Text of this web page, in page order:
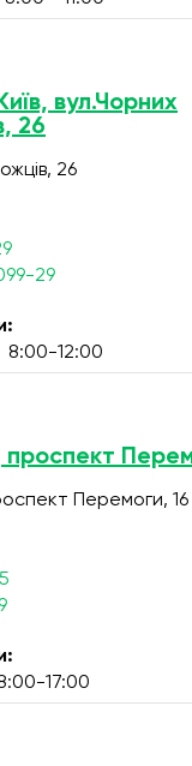
вул.Чорних
26
26
29
8:00-12:00
Перемоги, 16
17:00